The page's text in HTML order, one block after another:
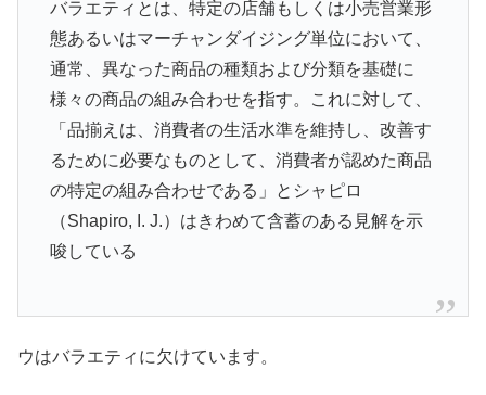
バラエティとは、特定の店舗もしくは小売営業形
態あるいはマーチャンダイジング単位において、
通常、異なった商品の種類および分類を基礎に
様々の商品の組み合わせを指す。これに対して、
「品揃えは、消費者の生活水準を維持し、改善す
るために必要なものとして、消費者が認めた商品
の特定の組み合わせである」とシャピロ
（Shapiro, I. J.）はきわめて含蓄のある見解を示
唆している
ウはバラエティに欠けています。